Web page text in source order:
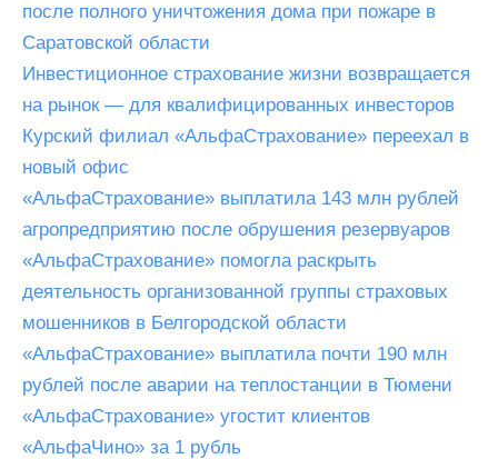
после полного уничтожения дома при пожаре в
Саратовской области
Инвестиционное страхование жизни возвращается
на рынок — для квалифицированных инвесторов
Курский филиал «АльфаСтрахование» переехал в
новый офис
«АльфаСтрахование» выплатила 143 млн рублей
агропредприятию после обрушения резервуаров
«АльфаСтрахование» помогла раскрыть
деятельность организованной группы страховых
мошенников в Белгородской области
«АльфаСтрахование» выплатила почти 190 млн
рублей после аварии на теплостанции в Тюмени
«АльфаСтрахование» угостит клиентов
«АльфаЧино» за 1 рубль